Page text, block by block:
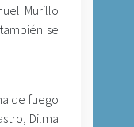
Murillo
se
de fuego
Dilma